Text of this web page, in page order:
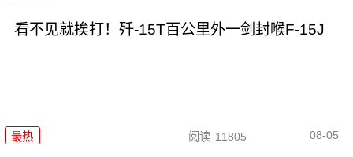
看不见就挨打！歼-15T百公里外一剑封喉F-15J
最热 阅读 11805 08-05